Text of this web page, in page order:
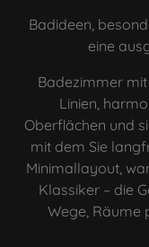
Badideen,
eine
Badezimmer
Linien,
Oberflächen und
mit dem Sie
Minimallayout,
Klassiker – die
Wege, Räume